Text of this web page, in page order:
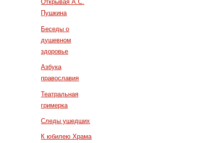
Открывая А.С.
Пушкина
Беседы о
душевном
здоровье
Азбука
православия
Театральная
гримерка
Следы ушедших
К юбилею Храма